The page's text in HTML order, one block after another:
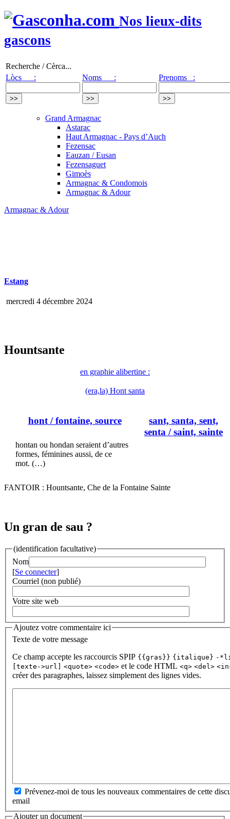
Nos lieux-dits
gascons
Recherche / Cèrca...
Lòcs :
Noms : Prenoms :
Grand Armagnac
Astarac
Haut Armagnac - Pays d’Auch
Fezensac
Eauzan / Eusan
Fezensaguet
Gimoès
Armagnac & Condomois
Armagnac & Adour
Armagnac & Adour
Estang
mercredi 4 décembre 2024
Hountsante
en graphie alibertine :
(era,la) Hont santa
hont/ fontaine, source
hontan ou hondan seraient d’autres
formes, féminines aussi, de ce
mot. (…)
sant, santa, sent,
senta / saint, sainte
FANTOIR : Hountsante, Che de la Fontaine Sainte
Un gran de sau ?
(identification facultative)
Nom
[Se connecter]
Courriel (non publié)
Votre site web
Ajoutez votre commentaire ici
Texte de votre message
Ce champ accepte les raccourcis SPIP {{gras}} {italique} -
[texte->url]
<quote> <code> et le code HTML <q> <del>
créer des paragraphes, laissez simplement des lignes vides.
Prévenez-moi de tous les nouveaux commentaires de cette
email
Ajouter un document